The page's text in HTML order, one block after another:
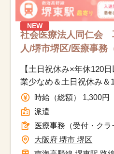
NEW
社会医療法人同仁会
人/堺市堺区/医療事務
派遣
【土日祝休み×年休120
業少なめ＆土日祝休み＆
実
時給（総額） 1,300円
派遣
医療事務（受付・クラ
大阪府 堺市 堺区